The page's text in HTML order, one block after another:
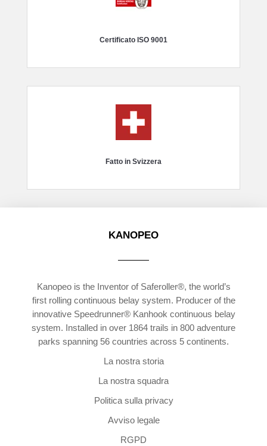
Certificato ISO 9001
Fatto in Svizzera
KANOPEO
Kanopeo is the Inventor of Saferoller®, the world’s
first rolling continuous belay system. Producer of the
innovative Speedrunner® Kanhook continuous belay
system. Installed in over 1864 trails in 800 adventure
parks spanning 56 countries across 5 continents.
La nostra storia
La nostra squadra
Politica sulla privacy
Avviso legale
RGPD